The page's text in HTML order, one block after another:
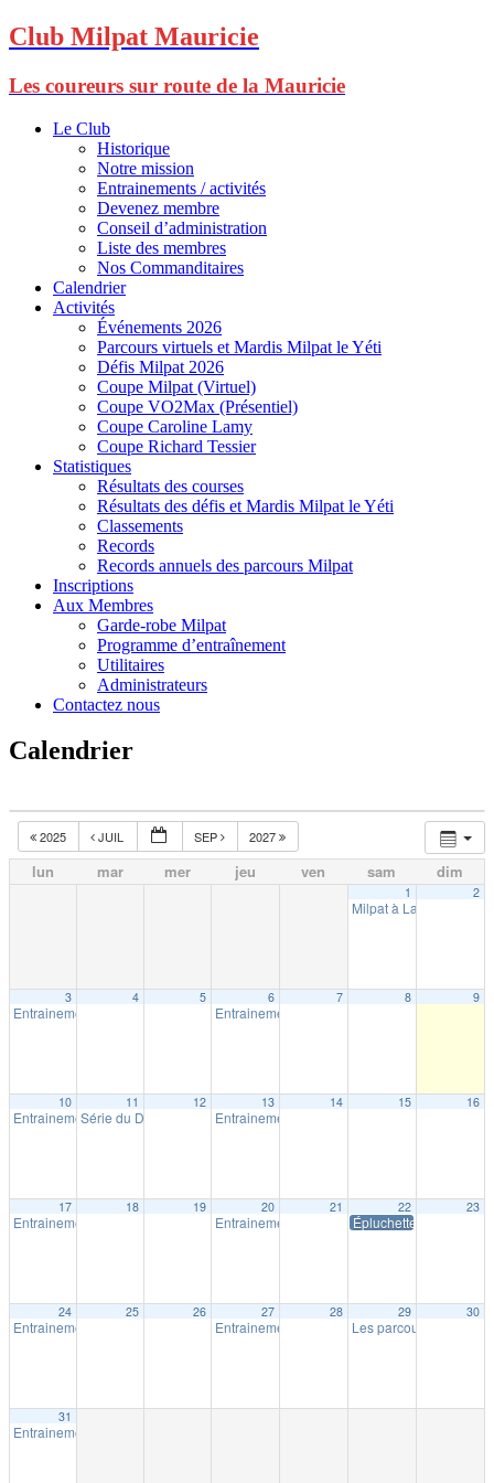
Club Milpat Mauricie
Les coureurs sur route de la Mauricie
Le Club
Historique
Notre mission
Entrainements / activités
Devenez membre
Conseil d’administration
Liste des membres
Nos Commanditaires
Calendrier
Activités
Événements 2026
Parcours virtuels et Mardis Milpat le Yéti
Défis Milpat 2026
Coupe Milpat (Virtuel)
Coupe VO2Max (Présentiel)
Coupe Caroline Lamy
Coupe Richard Tessier
Statistiques
Résultats des courses
Résultats des défis et Mardis Milpat le Yéti
Classements
Records
Records annuels des parcours Milpat
Inscriptions
Aux Membres
Garde-robe Milpat
Programme d’entraînement
Utilitaires
Administrateurs
Contactez nous
Calendrier
2025 JUIL SEP 2027
lun mar mer jeu ven sam dim
1
Milpat à La Tuque
2
3
Entrainement extérieur à Shawinigan18:30
4 5 6
Entrainement extérieur à Shawinigan
7 8 9
10
Entrainement extérieur à Shawinigan18:30
11
Série du Diable – Saison 19 – Course # 4
12 13
Entrainement extérieur à Shawinigan
14 15 16
17
Entrainement extérieur à Shawinigan18:30
18 19 20
Entrainement extérieur à Shawinigan
21 22
Épluchette Milpat
23
24
Entrainement extérieur à Shawinigan18:30
25 26 27
Entrainement extérieur à Shawinigan
28 29
Les parcours Milpat
30
31
Entrainement extérieur à Shawinigan